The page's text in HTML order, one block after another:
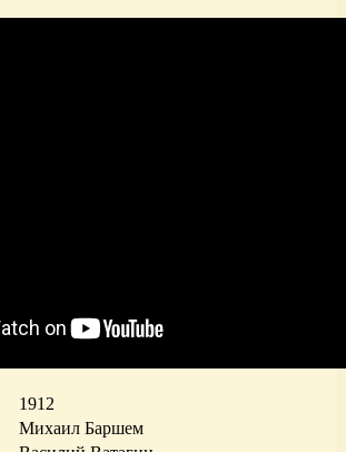
1912
Михаил Баршем